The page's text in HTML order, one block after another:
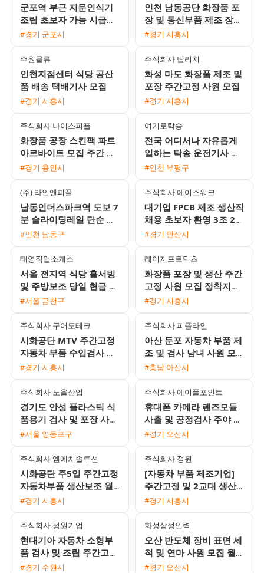
군포역 부근 지문인식기
조립 초보자 가능 시급
10520원 사원 채용
#경기 군포시
인천 남동공단 화장품 포
장 및 통신부품 제조 장기
근로자 모집 (주간고정 /
#경기 시흥시
주원물류
인천지점센터 식당 공산
품 배송 택배기사 모집
#경기 시흥시
주식회사 탑리치
화성 마도 화장품 제조 및
포장 주간고정 사원 모집
#경기 시흥시
주식회사 나이스피플
화장품 공장 스킨팩 파트
아르바이트 모집 주간 야
간 선택
#경기 용인시
여기로탁송
전국 어디서나 자유롭게
일하는 탁송 운전기사 모
집 / 월 450만원 수준 / 초
#인천 부평구
(주) 라인앤피플
남동인더스파크역 도보 7
분 슬라이딩레일 단순 생
산직 남녀 모집 냉난방 완
#인천 남동구
주식회사 에이스워크
대기업 FPCB 제조 생산직
채용 초보자 환영 3조 2교
대 및 통근버스 운행
#경기 안산시
태영직업소개소
서울 전지역 식당 홀서빙
및 주방보조 당일 현금 지
급 채용
#서울 금천구
레이지프로덕츠
화장품 포장 및 생산 주간
고정 사원 모집 정착지원
금 지급
#경기 시흥시
주식회사 구어도테크
시화공단 MTV 주간고정
자동차 부품 수입검사 여
성 사원 모집 주급 가능
#경기 시흥시
주식회사 피플라인
아산 둔포 자동차 부품 제
조 및 검사 남녀 사원 모
집 통근버스 운행 및 교통
#충남 아산시
주식회사 노을산업
경기도 안성 플라스틱 식
품용기 검사 및 포장 사원
모집 초보자 환영 1인실
#서울 영등포구
주식회사 에이플포인트
휴대폰 카메라 렌즈모듈
사출 및 공정검사 주야 2
교대 사원 모집
#경기 오산시
주식회사 엠에치솔루션
시화공단 주5일 주간고정
자동차부품 생산보조 월
310만원 남녀 사원 모집
#경기 시흥시
주식회사 정원
[자동차 부품 제조기업]
주간고정 및 2교대 생산·
물류·검사 사원 모집 (초
#경기 시흥시
주식회사 정원기업
현대기아 자동차 소형부
품 검사 및 조립 주간고정
모집 월 350만원 이상 가
#경기 수원시
화성삼성인력
오산 반도체 장비 표면 세
척 및 연마 사원 모집 월
360만 원에서 400만 원
#경기 오산시